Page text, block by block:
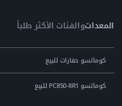
المعداتوالفئات الأكثر طلباً
كوماتسو حفارات للبيع
كوماتسو PC850-8R1 للبيع